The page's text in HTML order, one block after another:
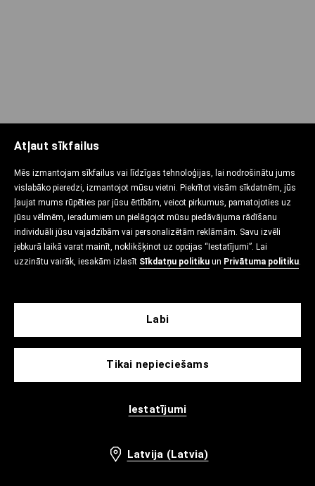
Atļaut sīkfailus
Mēs izmantojam sīkfailus vai līdzīgas tehnoloģijas, lai nodrošinātu jums
vislabāko pieredzi, izmantojot mūsu vietni. Piekrītot visām sīkdatnēm, jūs
ļaujat mums rūpēties par jūsu ērtībām, veicot pirkumus, pamatojoties uz
jūsu vēlmēm, ieradumiem un pielāgojot mūsu piedāvājuma rādīšanu
individuāli jūsu vajadzībām vai personalizētām reklāmām. Savu izvēli
jebkurā laikā varat mainīt, noklikšķinot uz opcijas “Iestatījumi”. Lai
uzzinātu vairāk, iesakām izlasīt Sīkdatņu politiku un Privātuma politiku.
Tikai nepieciešams
Iestatījumi
Labi
Latvija (Latvia)